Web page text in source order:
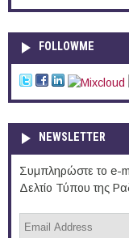
FOLLOWME
NEWSLETTER
Συμπληρώστε το e-
Δελτίο Τύπου της